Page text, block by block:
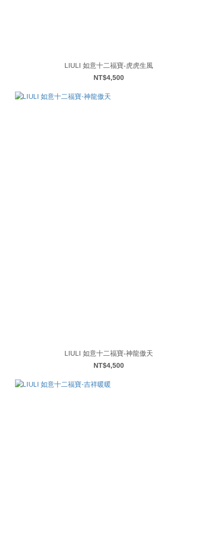
LIULI 如意十二福寶-虎虎生風
NT$4,500
LIULI 如意十二福寶-神龍傲天
NT$4,500